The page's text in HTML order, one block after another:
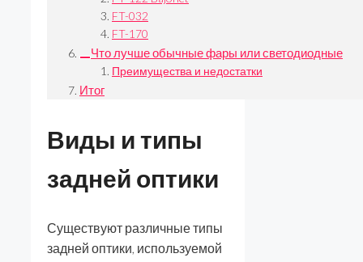
FT-032
FT-170
Что лучше обычные фары или светодиодные
Преимущества и недостатки
Итог
Виды и типы
задней оптики
Существуют различные типы
задней оптики, используемой